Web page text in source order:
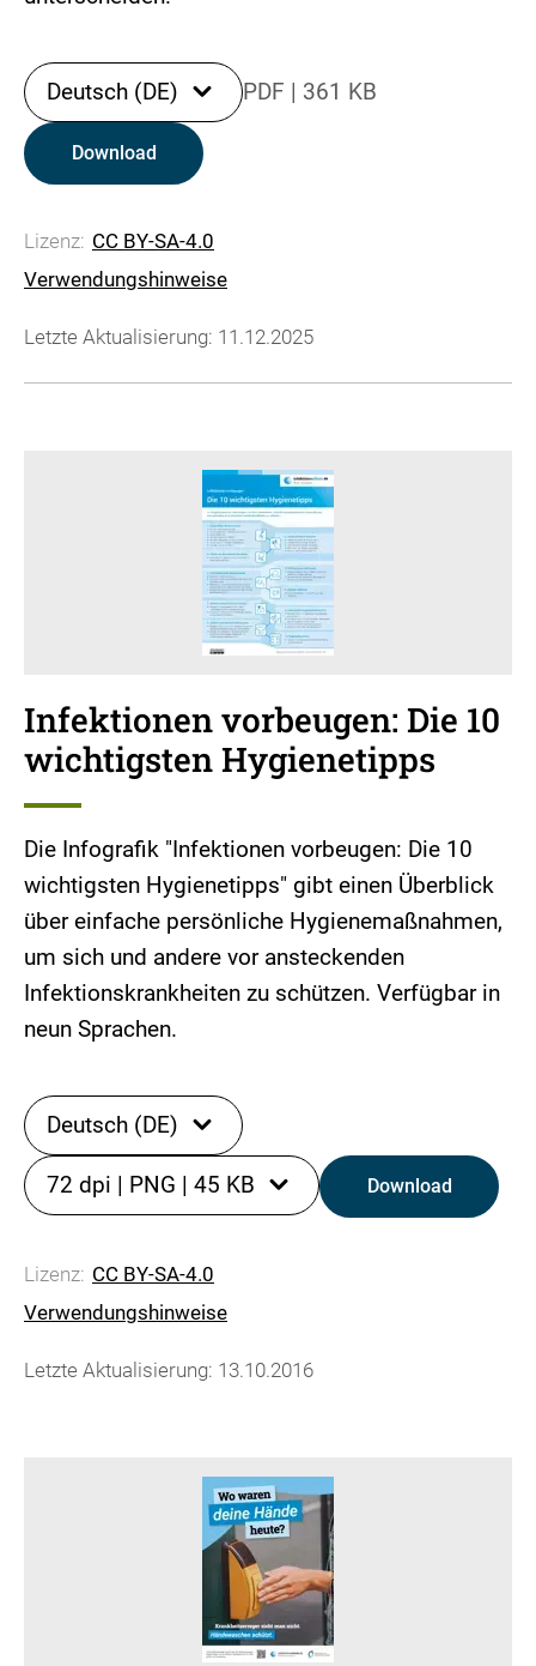
Deutsch (DE) PDF | 361 KB
Download
Lizenz: CC BY-SA-4.0
Verwendungshinweise
Letzte Aktualisierung: 11.12.2025
Infektionen vorbeugen: Die 10
wichtigsten Hygienetipps
Die Infografik "Infektionen vorbeugen: Die 10
wichtigsten Hygienetipps" gibt einen Überblick
über einfache persönliche Hygienemaßnahmen,
um sich und andere vor ansteckenden
Infektionskrankheiten zu schützen. Verfügbar in
neun Sprachen.
Deutsch (DE)
72 dpi | PNG | 45 KB Download
Lizenz: CC BY-SA-4.0
Verwendungshinweise
Letzte Aktualisierung: 13.10.2016